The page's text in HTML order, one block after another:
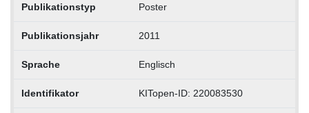
Publikationstyp Poster
Publikationsjahr 2011
Sprache Englisch
Identifikator KITopen-ID: 220083530